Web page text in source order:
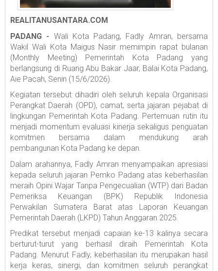
REALITANUSANTARA.COM
PADANG - Wali Kota Padang, Fadly Amran, bersama
Wakil Wali Kota Maigus Nasir memimpin rapat bulanan
(Monthly Meeting) Pemerintah Kota Padang yang
berlangsung di Ruang Abu Bakar Jaar, Balai Kota Padang,
Aie Pacah, Senin (15/6/2026).
Kegiatan tersebut dihadiri oleh seluruh kepala Organisasi
Perangkat Daerah (OPD), camat, serta jajaran pejabat di
lingkungan Pemerintah Kota Padang. Pertemuan rutin itu
menjadi momentum evaluasi kinerja sekaligus penguatan
komitmen bersama dalam mendukung arah
pembangunan Kota Padang ke depan.
Dalam arahannya, Fadly Amran menyampaikan apresiasi
kepada seluruh jajaran Pemko Padang atas keberhasilan
meraih Opini Wajar Tanpa Pengecualian (WTP) dari Badan
Pemeriksa Keuangan (BPK) Republik Indonesia
Perwakilan Sumatera Barat atas Laporan Keuangan
Pemerintah Daerah (LKPD) Tahun Anggaran 2025.
Predikat tersebut menjadi capaian ke-13 kalinya secara
berturut-turut yang berhasil diraih Pemerintah Kota
Padang. Menurut Fadly, keberhasilan itu merupakan hasil
kerja keras, sinergi, dan komitmen seluruh perangkat